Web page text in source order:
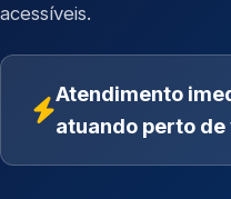
acessíveis.
Atendimento
atuando perto de